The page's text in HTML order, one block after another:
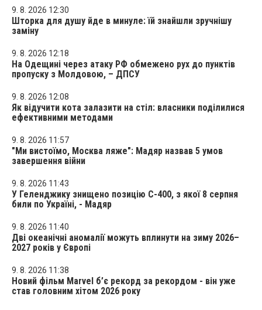
9. 8. 2026 12:30
Шторка для душу йде в минуле: їй знайшли зручнішу
заміну
9. 8. 2026 12:18
На Одещині через атаку РФ обмежено рух до пунктів
пропуску з Молдовою, – ДПСУ
9. 8. 2026 12:08
Як відучити кота залазити на стіл: власники поділилися
ефективними методами
9. 8. 2026 11:57
"Ми вистоїмо, Москва ляже": Мадяр назвав 5 умов
завершення війни
9. 8. 2026 11:43
У Геленджику знищено позицію С-400, з якої 8 серпня
били по Україні, - Мадяр
9. 8. 2026 11:40
Дві океанічні аномалії можуть вплинути на зиму 2026–
2027 років у Європі
9. 8. 2026 11:38
Новий фільм Marvel б’є рекорд за рекордом - він уже
став головним хітом 2026 року